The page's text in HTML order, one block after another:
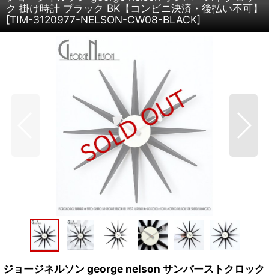
ク 掛け時計 ブラック BK【コンビニ決済・後払い不可】
[TIM-3120977-NELSON-CW08-BLACK]
ジョージネルソン george nelson サンバーストクロック